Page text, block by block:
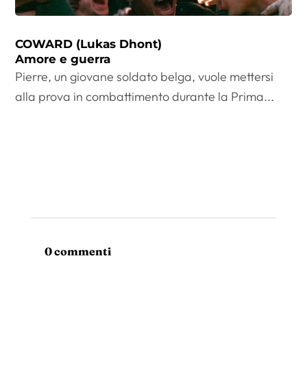
COWARD (Lukas Dhont)
Amore e guerra
Pierre, un giovane soldato belga, vuole mettersi
alla prova in combattimento durante la Prima...
0 commenti